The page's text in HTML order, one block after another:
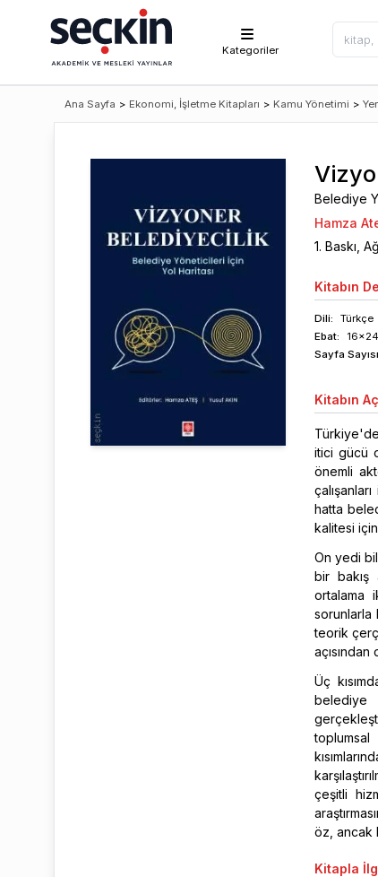
Kategoriler
Ana Sayfa > Ekonomi, İşletme Kitapları > Kamu Yönetimi >
Belediye
Hamza
1. Baskı,
Kitabın
Dili:
Türkçe
Ebat:
16x24
Sayfa Sayısı
Kitabın
itici gücü
önemli
hatta
kalitesi
On yedi
bir bakış
ortalama
sorunlarla
teorik
açısından
Üç
belediye
çeşitli
öz, ancak
Kitapla